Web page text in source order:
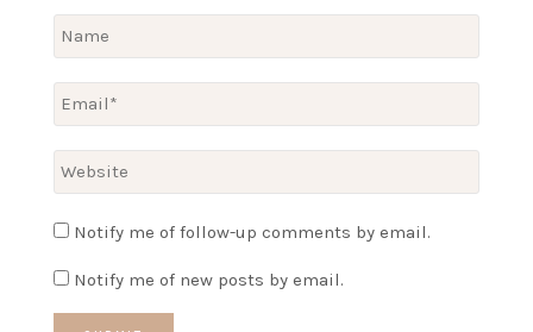
Notify me of follow-up comments by email.
Notify me of new posts by email.